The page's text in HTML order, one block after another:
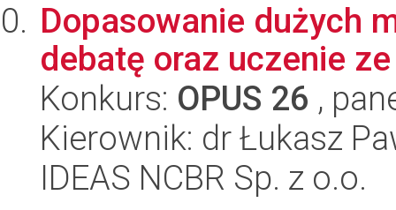
Dopasowanie dużych
debatę oraz uczenie
Konkurs: OPUS 26 ,
Kierownik: dr Łukasz
IDEAS NCBR Sp. z o.o.